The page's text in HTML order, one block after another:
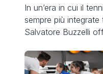
dell’Attenzione
dell’11%
In un’era in cui il
sempre più
Salvatore Buzzelli
prospettiva:
Come il Costo